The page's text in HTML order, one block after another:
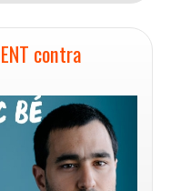
contra